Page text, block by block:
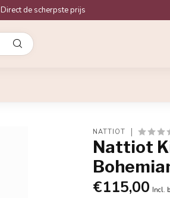
Direct de scherpste prijs
NATTIOT
Nattiot
€115,00 Incl.